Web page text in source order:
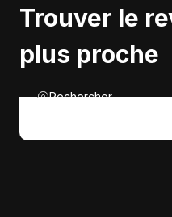
Trouver le
plus proche
Rechercher